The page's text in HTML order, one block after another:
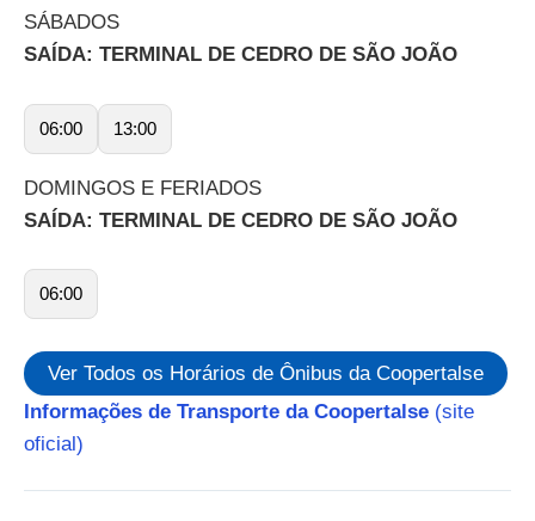
SÁBADOS
SAÍDA: TERMINAL DE CEDRO DE SÃO JOÃO
06:00 13:00
DOMINGOS E FERIADOS
SAÍDA: TERMINAL DE CEDRO DE SÃO JOÃO
06:00
Ver Todos os Horários de Ônibus da Coopertalse
Informações de Transporte da Coopertalse (site
oficial)